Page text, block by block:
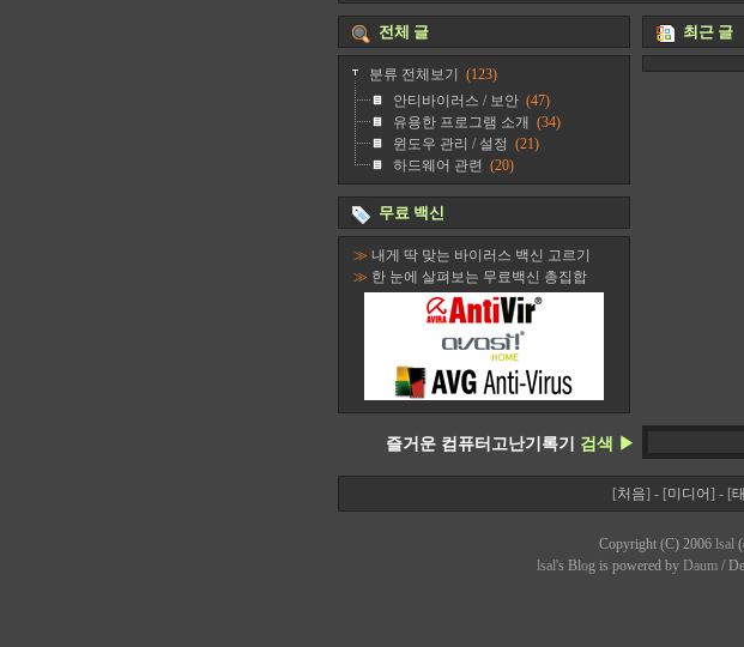
전체 글
분류 전체보기
(123)
안티바이러스 / 보안 (47)
유용한 프로그램 소개 (34)
윈도우 관리 / 설정 (21)
하드웨어 관련 (20)
무료 백신
≫ 내게 딱 맞는 바이러스 백신 고르기
≫ 한 눈에 살펴보는 무료백신 총집합
최근 글
즐거운 컴퓨터고난기록기 검색 ▶
[처음] - [미디어] - [
Copyright (C) 2006 lsal
lsal's Blog is powered by Daum/